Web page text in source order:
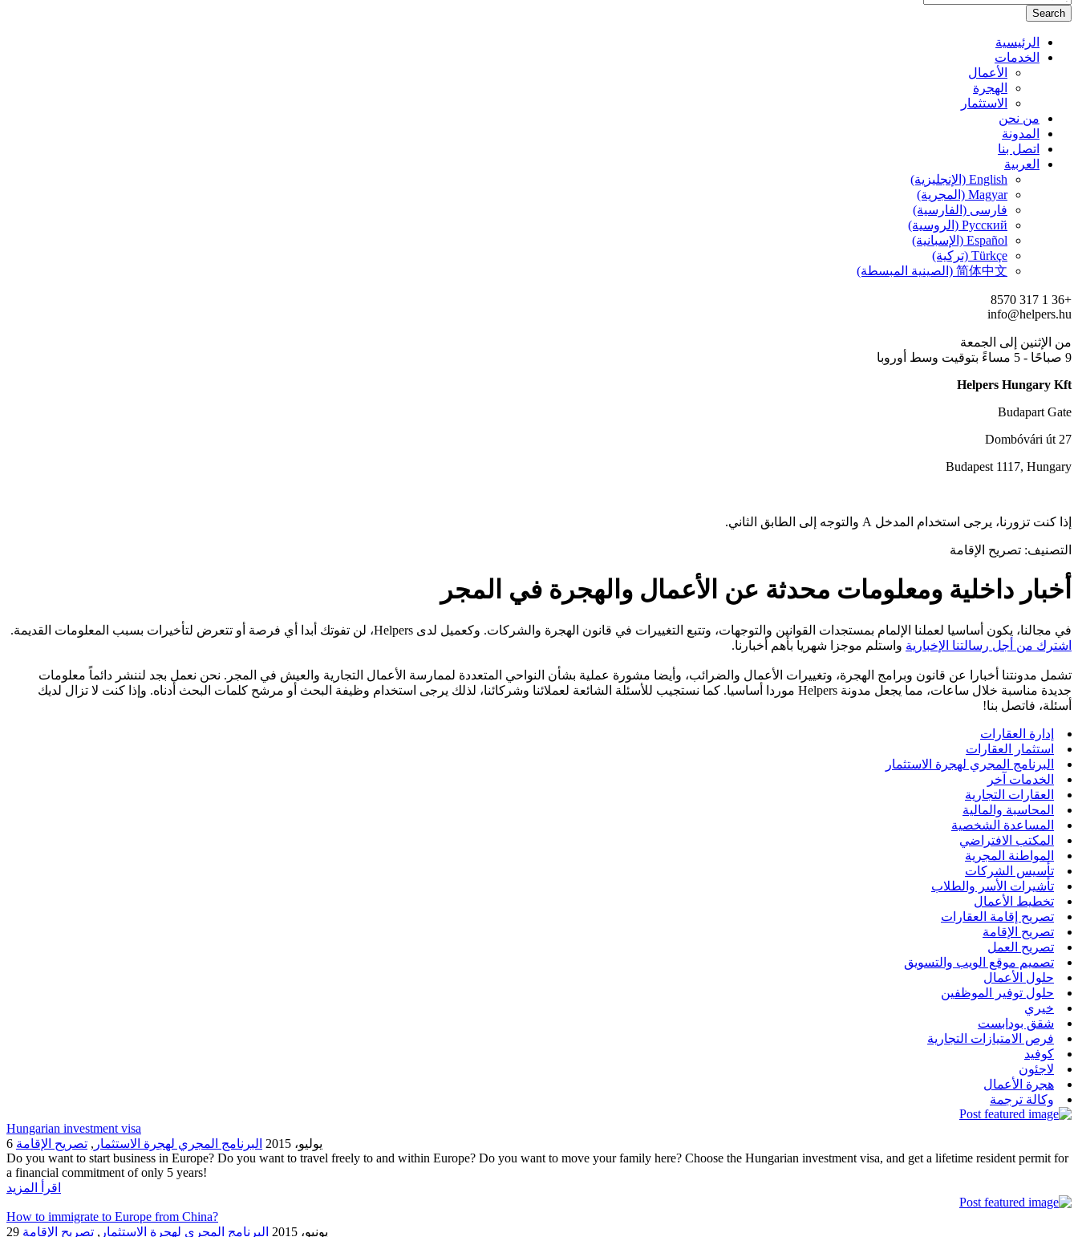
Search
الرئيسية
الخدمات
الأعمال
الهجرة
الاستثمار
من نحن
المدونة
اتصل بنا
العربية
English (الإنجليزية)
Magyar (المجرية)
فارسی (الفارسية)
Русский (الروسية)
Español (الإسبانية)
Türkçe (تركية)
简体中文 (الصينية المبسطة)
+36 1 317 8570
info@helpers.hu
من الإثنين إلى الجمعة
9 صباحًا - 5 مساءً بتوقيت وسط أوروبا
Helpers Hungary Kft
Budapart Gate
Dombóvári út 27
Budapest 1117, Hungary
إذا كنت تزورنا، يرجى استخدام المدخل A والتوجه إلى الطابق الثاني.
التصنيف: تصريح الإقامة
أخبار داخلية ومعلومات محدثة عن الأعمال والهجرة في المجر
في مجالنا، يكون أساسيا لعملنا الإلمام بمستجدات القوانين والتوجهات، وتتبع التغييرات في قانون الهجرة والشركات. وكعميل لدى Helpers، لن تفوتك أبدا أي فرصة أو تتعرض لتأخيرات بسبب المعلومات القديمة.
اشترك من أجل رسالتنا الإخبارية واستلم موجزا شهريا بأهم أخبارنا.
تشمل مدونتنا أخبارا عن قانون وبرامج الهجرة، وتغييرات الأعمال والضرائب، وأيضا مشورة عملية بشأن النواحي المتعددة لممارسة الأعمال التجارية والعيش في المجر. نحن نعمل بجد لننشر دائماً معلومات
جديدة مناسبة خلال ساعات، مما يجعل مدونة Helpers موردا أساسيا. كما نستجيب للأسئلة الشائعة لعملائنا وشركائنا، لذلك يرجى استخدام وظيفة البحث أو مرشح كلمات البحث أدناه. وإذا كنت لا تزال لديك
أسئلة، فاتصل بنا!
إدارة العقارات
استثمار العقارات
البرنامج المجري لهجرة الاستثمار
الخدمات آخر
العقارات التجارية
المحاسبة والمالية
المساعدة الشخصية
المكتب الافتراضي
المواطنة المجرية
تأسيس الشركات
تأشيرات الأسر والطلاب
تخطيط الأعمال
تصريح إقامة العقارات
تصريح الإقامة
تصريح العمل
تصميم موقع الويب والتسويق
حلول الأعمال
حلول توفير الموظفين
خيري
شقق بودابست
فرص الامتيازات التجارية
كوفيد
لاجئون
هجرة الأعمال
وكالة ترجمة
Hungarian investment visa
6 يوليو، 2015
البرنامج المجري لهجرة الاستثمار , تصريح الإقامة
Do you want to start business in Europe? Do you want to travel freely to and within Europe? Do you want to move your family here? Choose the Hungarian investment visa, and get a lifetime resident permit for
a financial commitment of only 5 years!
اقرأ المزيد
How to immigrate to Europe from China?
29 يونيو، 2015
البرنامج المجري لهجرة الاستثمار , تصريح الإقامة